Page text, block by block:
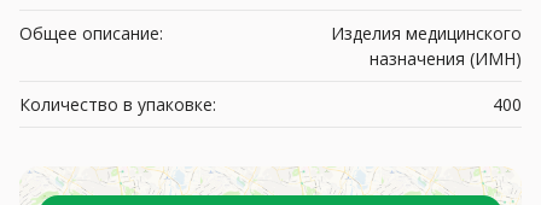
Общее описание:
Изделия медицинского
назначения (ИМН)
Количество в упаковке:
400